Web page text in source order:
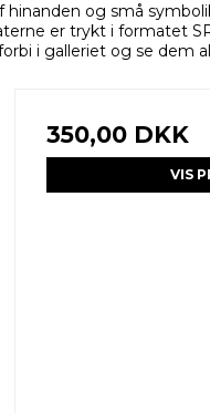
og små
er trykt i formatet
i galleriet og se dem
350,00 DKK
VIS